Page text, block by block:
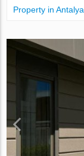
Property in Antalya